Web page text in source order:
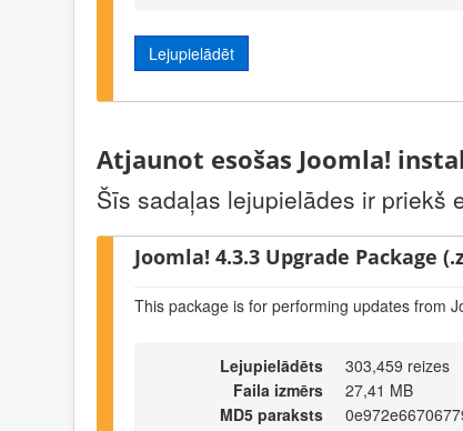
Lejupielādēt
Atjaunot esošas Joomla!
Šīs sadaļas lejupielādes ir priekš
Joomla! 4.3.3 Upgrade Package
This package is for performing updates from
Lejupielādēts
303,459 reizes
Faila izmērs
27,41 MB
MD5 paraksts